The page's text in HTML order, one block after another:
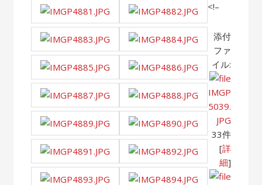
<!–
添付
ファ
イル:
IMGP
5039.
JPG
33件
[詳
細]